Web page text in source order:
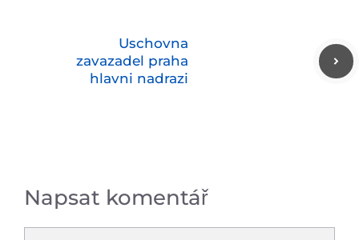
Uschovna
zavazadel praha
hlavni nadrazi
Napsat komentář